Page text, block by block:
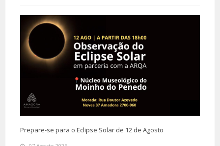
Prepare-se para o Eclipse Solar de 12 de Agosto